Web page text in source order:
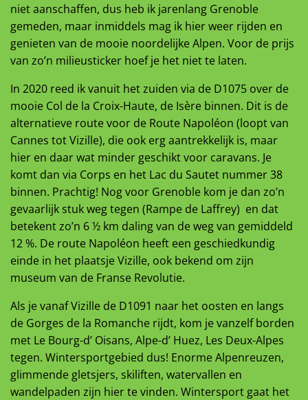
niet aanschaffen, dus heb ik jarenlang Grenoble
gemeden, maar inmiddels mag ik hier weer rijden en
genieten van de mooie noordelijke Alpen. Voor de prijs
van zo’n milieusticker hoef je het niet te laten.
In 2020 reed ik vanuit het zuiden via de D1075 over de
mooie Col de la Croix-Haute, de Isère binnen. Dit is de
alternatieve route voor de Route Napoléon (loopt van
Cannes tot Vizille), die ook erg aantrekkelijk is, maar
hier en daar wat minder geschikt voor caravans. Je
komt dan via Corps en het Lac du Sautet nummer 38
binnen. Prachtig! Nog voor Grenoble kom je dan zo’n
gevaarlijk stuk weg tegen (Rampe de Laffrey) en dat
betekent zo’n 6 ½ km daling van de weg van gemiddeld
12 %. De route Napoléon heeft een geschiedkundig
einde in het plaatsje Vizille, ook bekend om zijn
museum van de Franse Revolutie.
Als je vanaf Vizille de D1091 naar het oosten en langs
de Gorges de la Romanche rijdt, kom je vanzelf borden
met Le Bourg-d’ Oisans, Alpe-d’ Huez, Les Deux-Alpes
tegen. Wintersportgebied dus! Enorme Alpenreuzen,
glimmende gletsjers, skiliften, watervallen en
wandelpaden zijn hier te vinden. Wintersport gaat het